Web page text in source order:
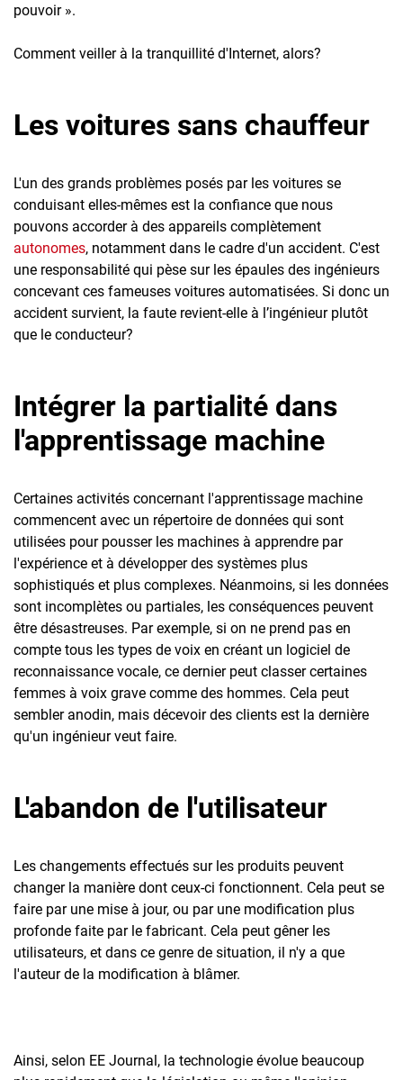
pouvoir ».
Comment veiller à la tranquillité d'Internet, alors?
Les voitures sans chauffeur
L'un des grands problèmes posés par les voitures se
conduisant elles-mêmes est la confiance que nous
pouvons accorder à des appareils complètement
autonomes, notamment dans le cadre d'un accident. C'est
une responsabilité qui pèse sur les épaules des ingénieurs
concevant ces fameuses voitures automatisées. Si donc un
accident survient, la faute revient-elle à l’ingénieur plutôt
que le conducteur?
Intégrer la partialité dans
l'apprentissage machine
Certaines activités concernant l'apprentissage machine
commencent avec un répertoire de données qui sont
utilisées pour pousser les machines à apprendre par
l'expérience et à développer des systèmes plus
sophistiqués et plus complexes. Néanmoins, si les données
sont incomplètes ou partiales, les conséquences peuvent
être désastreuses. Par exemple, si on ne prend pas en
compte tous les types de voix en créant un logiciel de
reconnaissance vocale, ce dernier peut classer certaines
femmes à voix grave comme des hommes. Cela peut
sembler anodin, mais décevoir des clients est la dernière
qu'un ingénieur veut faire.
L'abandon de l'utilisateur
Les changements effectués sur les produits peuvent
changer la manière dont ceux-ci fonctionnent. Cela peut se
faire par une mise à jour, ou par une modification plus
profonde faite par le fabricant. Cela peut gêner les
utilisateurs, et dans ce genre de situation, il n'y a que
l'auteur de la modification à blâmer.
Ainsi, selon EE Journal, la technologie évolue beaucoup